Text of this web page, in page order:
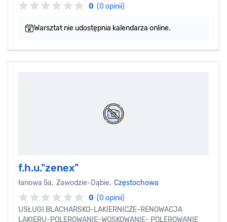
0 (0 opinii)
Warsztat nie udostępnia kalendarza online.
f.h.u."zenex"
łanowa 5a, Zawodzie-Dąbie, Częstochowa
0 (0 opinii)
USŁUGI BLACHARSKO-LAKIERNICZE-RENOWACJA
LAKIERU-POLEROWANIE-WOSKOWANIE- POLEROWANIE